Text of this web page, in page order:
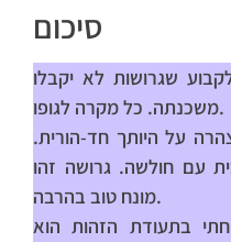
סיכום
שגרושות לא יקבלו
משכנתה. כל מקרה לגופו.
על היותך חד-הורית.
עם חולשה. גרושה זהו
מונח טוב בהרבה.
בתעודת הזהות הוא